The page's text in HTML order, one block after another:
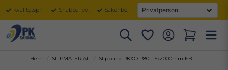
Kvalitetsprodukter Snabba leveranser Säker betalning
Hem SLIPMATERIAL Slipband RKXO P80 115x2000mm EB1